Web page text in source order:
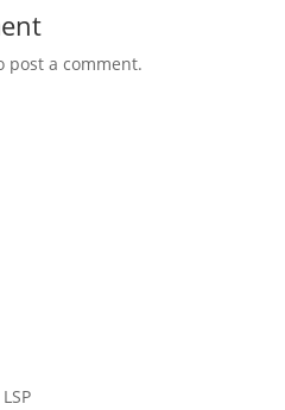
post a comment.